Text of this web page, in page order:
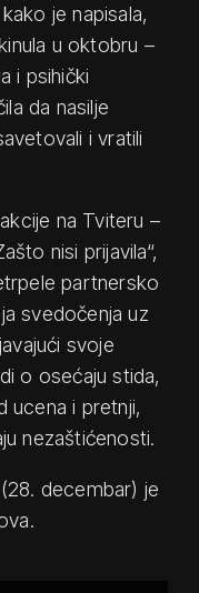
je napisala,
u oktobru –
i psihički
da nasilje
i vratili
na Tviteru –
nisi prijavila“,
partnersko
svedočenja uz
svoje
o osećaju stida,
ucena i pretnji,
nezaštićenosti.
decembar) je